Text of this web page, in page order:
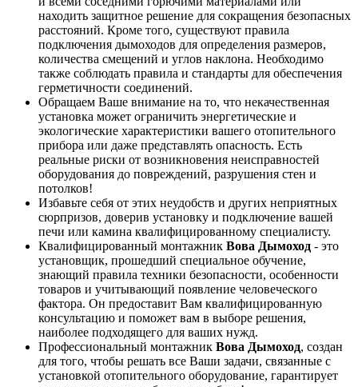
находить защитное решение для сокращения безопасных
расстояний. Кроме того, существуют правила
подключения дымоходов для определения размеров,
количества смещений и углов наклона. Необходимо
также соблюдать правила и стандарты для обеспечения
герметичности соединений.
Обращаем Ваше внимание на то, что некачественная
установка может ограничить энергетические и
экологические характеристики вашего отопительного
прибора или даже представлять опасность. Есть
реальные риски от возникновения неисправностей
оборудования до повреждений, разрушения стен и
потолков!
Избавьте себя от этих неудобств и других неприятных
сюрпризов, доверив установку и подключение вашей
печи или камина квалифицированному специалисту.
Квалифицированный монтажник Вова Дымоход - это
установщик, прошедший специальное обучение,
знающий правила техники безопасности, особенности
товаров и учитывающий появление человеческого
фактора. Он предоставит Вам квалифицированную
консультацию и поможет вам в выборе решения,
наиболее подходящего для ваших нужд.
Профессиональный монтажник Вова Дымоход, создан
для того, чтобы решать все Ваши задачи, связанные с
установкой отопительного оборудование, гарантирует